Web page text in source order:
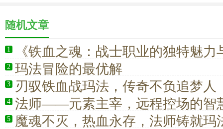
随机文章
1
《铁血之魂：战士职业的独特魅力
核》
2 玛法冒险的最优解
3 刃驭铁血战玛法，传奇不负追梦人
4 法师——元素主宰，远程控场的智
5 魔魂不灭，热血永存，法师铸就玛